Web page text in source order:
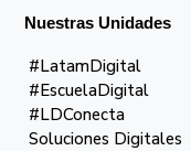
Nuestras Unidades
#LatamDigital
#EscuelaDigital
#LDConecta
Soluciones Digitales